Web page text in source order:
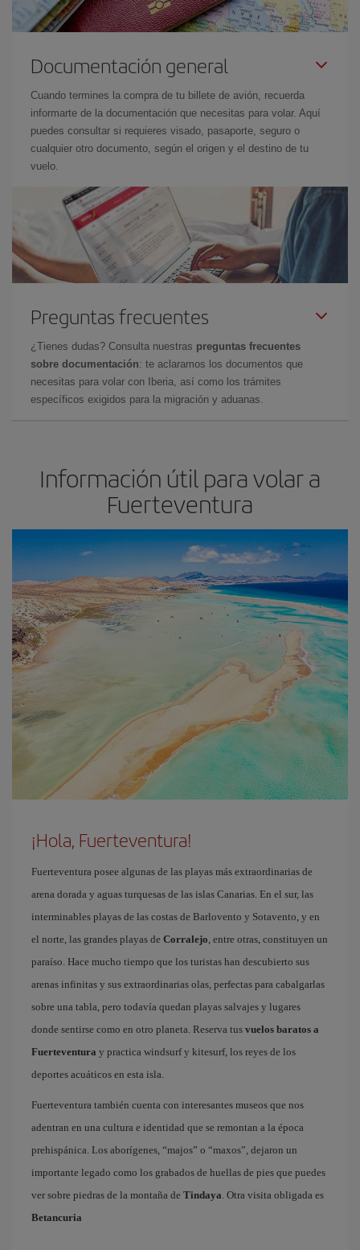
Documentación general
Cuando termines la compra de tu billete de avión, recuerda
informarte de la documentación que necesitas para volar. Aquí
puedes consultar si requieres visado, pasaporte, seguro o
cualquier otro documento, según el origen y el destino de tu
vuelo.
Preguntas frecuentes
¿Tienes dudas? Consulta nuestras preguntas frecuentes
sobre documentación: te aclaramos los documentos que
necesitas para volar con Iberia, así como los trámites
específicos exigidos para la migración y aduanas.
Información útil para volar a
Fuerteventura
¡Hola, Fuerteventura!
Fuerteventura posee algunas de las playas más extraordinarias de
arena dorada y aguas turquesas de las islas Canarias. En el sur, las
interminables playas de las costas de Barlovento y Sotavento, y en
el norte, las grandes playas de Corralejo, entre otras, constituyen un
paraíso. Hace mucho tiempo que los turistas han descubierto sus
arenas infinitas y sus extraordinarias olas, perfectas para cabalgarlas
sobre una tabla, pero todavía quedan playas salvajes y lugares
donde sentirse como en otro planeta. Reserva tus vuelos baratos a
Fuerteventura y practica windsurf y kitesurf, los reyes de los
deportes acuáticos en esta isla.
Fuerteventura también cuenta con interesantes museos que nos
adentran en una cultura e identidad que se remontan a la época
prehispánica. Los aborígenes, “majos” o “maxos”, dejaron un
importante legado como los grabados de huellas de pies que puedes
ver sobre piedras de la montaña de Tindaya. Otra visita obligada es
Betancuria